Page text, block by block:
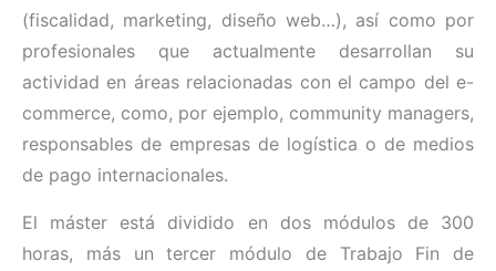
(fiscalidad, marketing, diseño web…), así como por
profesionales que actualmente desarrollan su
actividad en áreas relacionadas con el campo del e-
commerce, como, por ejemplo, community managers,
responsables de empresas de logística o de medios
de pago internacionales.
El máster está dividido en dos módulos de 300
horas, más un tercer módulo de Trabajo Fin de